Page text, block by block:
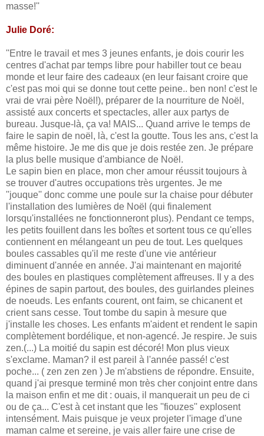
masse!''
Julie Doré:
''Entre le travail et mes 3 jeunes enfants, je dois courir les
centres d'achat par temps libre pour habiller tout ce beau
monde et leur faire des cadeaux (en leur faisant croire que
c'est pas moi qui se donne tout cette peine.. ben non! c'est le
vrai de vrai père Noël!), préparer de la nourriture de Noël,
assisté aux concerts et spectacles, aller aux partys de
bureau. Jusque-là, ça va! MAIS... Quand arrive le temps de
faire le sapin de noël, là, c'est la goutte. Tous les ans, c'est la
même histoire. Je me dis que je dois restée zen. Je prépare
la plus belle musique d'ambiance de Noël.
Le sapin bien en place, mon cher amour réussit toujours à
se trouver d'autres occupations très urgentes. Je me
''jouque'' donc comme une poule sur la chaise pour débuter
l'installation des lumières de Noël (qui finalement
lorsqu'installées ne fonctionneront plus). Pendant ce temps,
les petits fouillent dans les boîtes et sortent tous ce qu'elles
contiennent en mélangeant un peu de tout. Les quelques
boules cassables qu'il me reste d'une vie antérieur
diminuent d'année en année. J'ai maintenant en majorité
des boules en plastiques complètement affreuses. Il y a des
épines de sapin partout, des boules, des guirlandes pleines
de noeuds. Les enfants courent, ont faim, se chicanent et
crient sans cesse. Tout tombe du sapin à mesure que
j'installe les choses. Les enfants m'aident et rendent le sapin
complètement bordélique, et non-agencé. Je respire. Je suis
zen.(...) La moitié du sapin est décoré! Mon plus vieux
s'exclame. Maman? il est pareil à l'année passé! c'est
poche... ( zen zen zen ) Je m'abstiens de répondre. Ensuite,
quand j'ai presque terminé mon très cher conjoint entre dans
la maison enfin et me dit : ouais, il manquerait un peu de ci
ou de ça... C'est à cet instant que les ''fiouzes'' explosent
intensément. Mais puisque je veux projeter l'image d'une
maman calme et sereine, je vais aller faire une crise de